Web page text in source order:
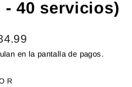
- 40 servicios)
en la pantalla de pagos.